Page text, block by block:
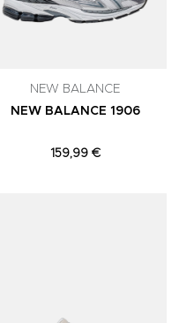
NEW BALANCE
NEW BALANCE 1906
159,99 €